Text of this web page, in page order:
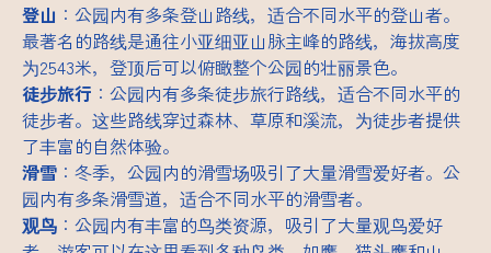
登山 ：公园内有多条登山路线，适合不同水平的登山者。
最著名的路线是通往小亚细亚山脉主峰的路线，海拔高度
为2543米，登顶后可以俯瞰整个公园的壮丽景色。
徒步旅行 ：公园内有多条徒步旅行路线，适合不同水平的
徒步者。这些路线穿过森林、草原和溪流，为徒步者提供
了丰富的自然体验。
滑雪 ：冬季，公园内的滑雪场吸引了大量滑雪爱好者。公
园内有多条滑雪道，适合不同水平的滑雪者。
观鸟 ：公园内有丰富的鸟类资源，吸引了大量观鸟爱好